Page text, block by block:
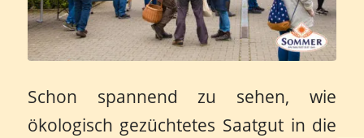
Schon spannend zu sehen, wie
ökologisch gezüchtetes Saatgut in die